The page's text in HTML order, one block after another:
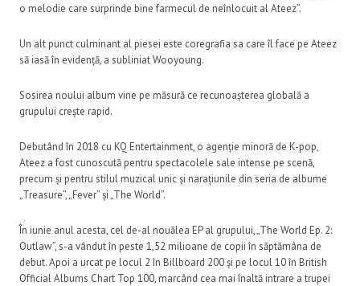
o melodie care surprinde bine farmecul de neînlocuit al Ateez”.
Un alt punct culminant al piesei este coregrafia sa care îl face pe Ateez
să iasă în evidență, a subliniat Wooyoung.
Sosirea noului album vine pe măsură ce recunoașterea globală a
grupului crește rapid.
Debutând în 2018 cu KQ Entertainment, o agenție minoră de K-pop,
Ateez a fost cunoscută pentru spectacolele sale intense pe scenă,
precum și pentru stilul muzical unic și narațiunile din seria de albume
„Treasure”, „Fever” și „The World”.
În iunie anul acesta, cel de-al nouălea EP al grupului, „The World Ep. 2:
Outlaw”, s-a vândut în peste 1,52 milioane de copii în săptămâna de
debut. Apoi a urcat pe locul 2 în Billboard 200 și pe locul 10 în British
Official Albums Chart Top 100, marcând cea mai înaltă intrare a trupei